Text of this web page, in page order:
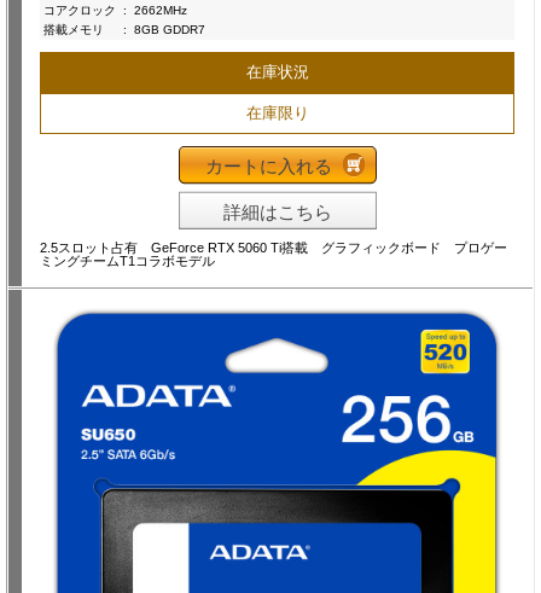
コアクロック
:
2662MHz
搭載メモリ
: 8GB GDDR7
在庫状況
在庫限り
カートに入れる
詳細はこちら
2.5スロット占有 GeForce RTX 5060 Ti搭載 グラフィックボード プロゲー
ミングチームT1コラボモデル